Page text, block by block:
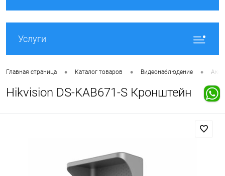
Услуги
Главная страница • Каталог товаров • Видеонаблюдение •
Hikvision DS-KAB671-S Кронштейн